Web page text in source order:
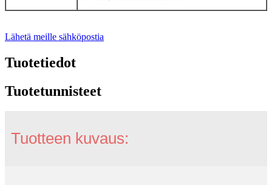
Lähetä meille sähköpostia
Tuotetiedot
Tuotetunnisteet
Tuotteen kuvaus: